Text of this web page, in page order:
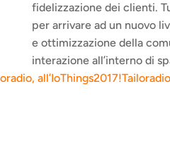
fidelizzazione dei clienti.
per arrivare ad un nuovo
e ottimizzazione della
interazione all’interno di
all’IoThings2017!